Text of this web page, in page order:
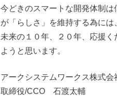
今どきのスマートな開発体制
が「らしさ」を維持する為には
未来の１０年、２０年、応援
ようと思います。
アークシステムワークス株式会
取締役/CCO 石渡太輔